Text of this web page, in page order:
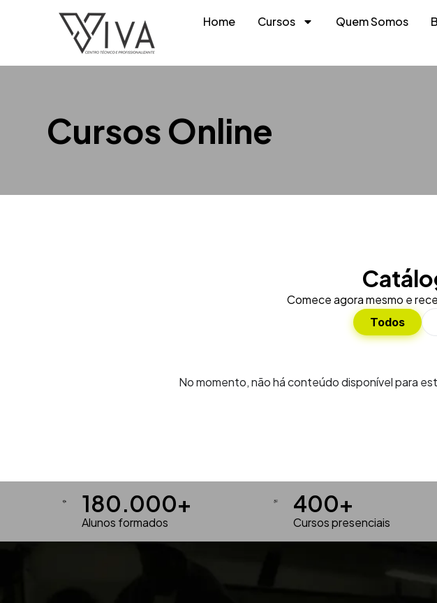
Home Cursos Quem Somos
Cursos Online
Comece agora mesmo e
Todos
No momento, não há conteúdo disponível para
180.000+
Alunos formados
400+
Cursos presenciais